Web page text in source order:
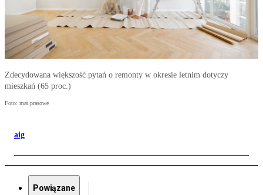
Zdecydowana większość pytań o remonty w okresie letnim dotyczy
mieszkań (65 proc.)
Foto: mat.prasowe
aig
Powiązane